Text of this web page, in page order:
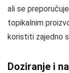
ali se
topikalnim
koristiti zajedno
Doziranje i